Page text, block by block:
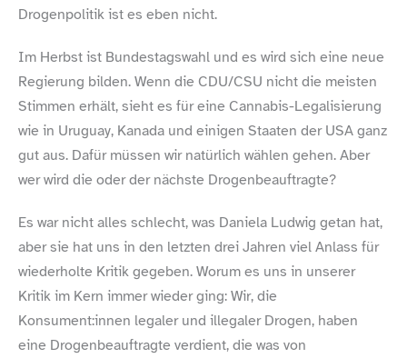
Drogenpolitik ist es eben nicht.
Im Herbst ist Bundestagswahl und es wird sich eine neue
Regierung bilden. Wenn die CDU/​CSU nicht die meisten
Stimmen erhält, sieht es für eine Cannabis-​Legalisierung
wie in Uruguay, Kanada und einigen Staaten der USA ganz
gut aus. Dafür müssen wir natürlich wählen gehen. Aber
wer wird die oder der nächste Drogenbeauftragte?
Es war nicht alles schlecht, was Daniela Ludwig getan hat,
aber sie hat uns in den letzten drei Jahren viel Anlass für
wiederholte Kritik gegeben. Worum es uns in unserer
Kritik im Kern immer wieder ging: Wir, die
Konsument:innen legaler und illegaler Drogen, haben
eine Drogenbeauftragte verdient, die was von